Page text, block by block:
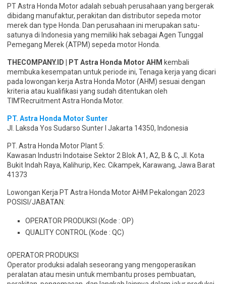
PT Astra Honda Motor adalah sebuah perusahaan yang bergerak
dibidang manufaktur, perakitan dan distributor sepeda motor
merek dan type Honda. Dan perusahaan ini merupakan satu-
satunya di Indonesia yang memiliki hak sebagai Agen Tunggal
Pemegang Merek (ATPM) sepeda motor Honda.
THECOMPANY.ID | PT Astra Honda Motor AHM kembali
membuka kesempatan untuk periode ini, Tenaga kerja yang dicari
pada lowongan kerja Astra Honda Motor (AHM) sesuai dengan
kriteria atau kualifikasi yang sudah ditentukan oleh
TIM’Recruitment Astra Honda Motor.
PT. Astra Honda Motor Sunter
Jl. Laksda Yos Sudarso Sunter I Jakarta 14350, Indonesia
PT. Astra Honda Motor Plant 5:
Kawasan Industri Indotaise Sektor 2 Blok A1, A2, B & C, Jl. Kota
Bukit Indah Raya, Kalihurip, Kec. Cikampek, Karawang, Jawa Barat
41373
Lowongan Kerja PT Astra Honda Motor AHM Pekalongan 2023
POSISI/JABATAN:
OPERATOR PRODUKSI (Kode : OP)
QUALITY CONTROL (Kode : QC)
OPERATOR PRODUKSI
Operator produksi adalah seseorang yang mengoperasikan
peralatan atau mesin untuk membantu proses pembuatan,